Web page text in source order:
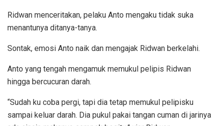
Ridwan menceritakan, pelaku Anto mengaku tidak suka
menantunya ditanya-tanya.
Sontak, emosi Anto naik dan mengajak Ridwan berkelahi.
Anto yang tengah mengamuk memukul pelipis Ridwan
hingga bercucuran darah.
“Sudah ku coba pergi, tapi dia tetap memukul pelipisku
sampai keluar darah. Dia pukul pakai tangan cuman di jarinya